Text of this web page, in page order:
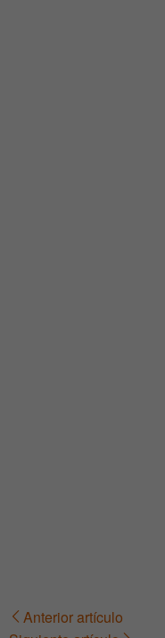
Navegación
Anterior artículo